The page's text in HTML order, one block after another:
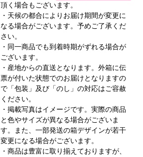
頂く場合もございます。
・天候の都合によりお届け期間が変更に
なる場合がございます。予めご了承くだ
さい。
・同一商品でも到着時期がずれる場合が
ございます。
・産地からの直送となります。外箱に伝
票が付いた状態でのお届けとなりますの
で「包装」及び「のし」の対応はご容赦
ください。
・掲載写真はイメージです。実際の商品
と色やサイズが異なる場合がございま
す。また、一部発送の箱デザインが若干
変更になる場合がございます。
・商品は豊富に取り揃えておりますが、